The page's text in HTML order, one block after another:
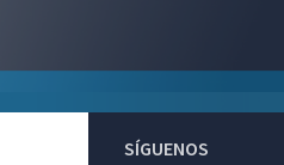
SÍGUENOS